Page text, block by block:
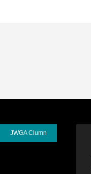
JWGA Clumn